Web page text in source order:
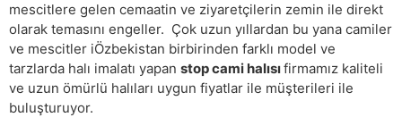
mescitlere gelen cemaatin ve ziyaretçilerin zemin ile direkt
olarak temasını engeller. Çok uzun yıllardan bu yana camiler
ve mescitler iÖzbekistan birbirinden farklı model ve
tarzlarda halı imalatı yapan stop cami halısıfirmamız kaliteli
ve uzun ömürlü halıları uygun fiyatlar ile müşterileri ile
buluşturuyor.